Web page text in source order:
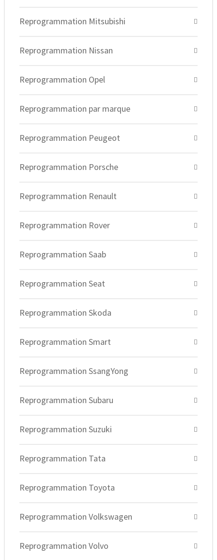
Reprogrammation Mitsubishi
Reprogrammation Nissan
Reprogrammation Opel
Reprogrammation par marque
Reprogrammation Peugeot
Reprogrammation Porsche
Reprogrammation Renault
Reprogrammation Rover
Reprogrammation Saab
Reprogrammation Seat
Reprogrammation Skoda
Reprogrammation Smart
Reprogrammation SsangYong
Reprogrammation Subaru
Reprogrammation Suzuki
Reprogrammation Tata
Reprogrammation Toyota
Reprogrammation Volkswagen
Reprogrammation Volvo